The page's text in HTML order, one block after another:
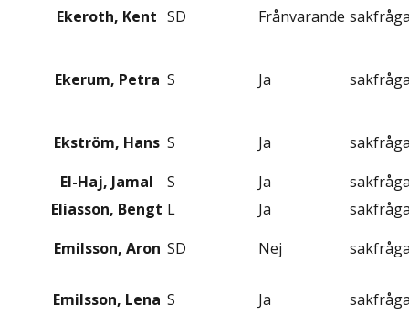
Ekeroth, Kent SD Frånvarande
Ekerum, Petra S Ja
Ekström, Hans S Ja
El-Haj, Jamal
S Ja
Eliasson, Bengt L Ja
Emilsson, Aron SD Nej
Emilsson, Lena S Ja